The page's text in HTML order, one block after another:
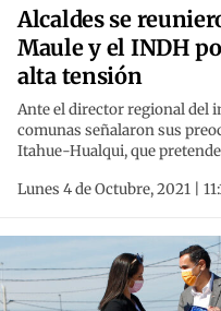
Alcaldes se
Maule y el INDH
alta tensión
Ante el director regional del
comunas señalaron sus
Itahue-Hualqui, que
Lunes 4 de Octubre, 2021 |